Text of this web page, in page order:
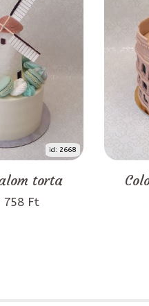
id: 2668
torta
758 Ft